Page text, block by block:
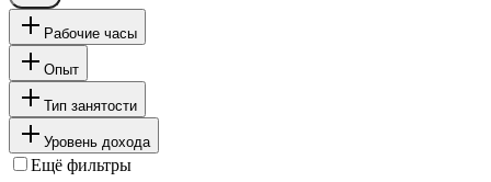
Рабочие часы
Опыт
Тип занятости
Уровень дохода
Ещё фильтры